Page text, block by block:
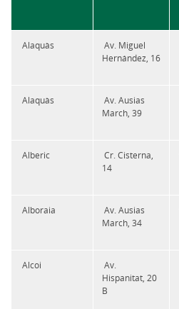
Alaquàs
Av. Miguel
Hernández, 16
Alaquàs
Av. Ausias
March, 39
Alberic
Cr. Cisterna,
14
Alboraia
Av. Ausias
March, 34
Alcoi
Av.
Hispanitat, 20
B